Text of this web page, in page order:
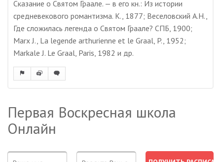
Сказание о Святом Граале. — в его кн.: Из истории
средневекового романтизма. К., 1877; Веселовский А.Н.,
Где сложилась легенда о Святом Граале? СПБ, 1900;
Marx J., La legende arthurienne et le Graal, P., 1952;
Markale J. Le Graal, Paris, 1982 и др.
Первая Воскресная школа
Онлайн